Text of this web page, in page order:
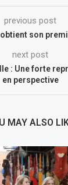
previous post
obtient son
next post
: Une forte
en perspective
MAY ALSO